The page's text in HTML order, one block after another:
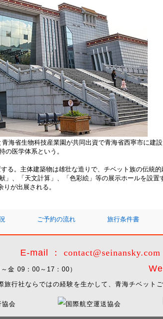
海省生物科技産業園が共同出資で青海省西寧市に建
の医学体系という。
。主体建築物は雄壮な造りで、チベット族の伝統
」、「天文計算」、「色彩絵」等の展示ホールを設
が出展される。
ご予約の流れ 旅行条件書
E-mail ： contact@seinansky.com
月～金 09：00～17：00）
旅行社ならではの経験を生かして、青海チベット